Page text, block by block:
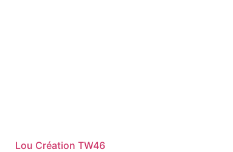
Lou Création TW46